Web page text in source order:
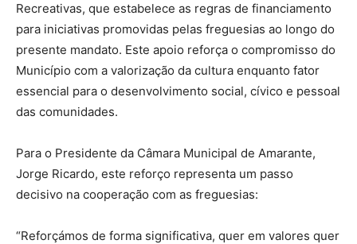
Recreativas, que estabelece as regras de financiamento
para iniciativas promovidas pelas freguesias ao longo do
presente mandato. Este apoio reforça o compromisso do
Município com a valorização da cultura enquanto fator
essencial para o desenvolvimento social, cívico e pessoal
das comunidades.
Para o Presidente da Câmara Municipal de Amarante,
Jorge Ricardo, este reforço representa um passo
decisivo na cooperação com as freguesias:
“Reforçámos de forma significativa, quer em valores quer